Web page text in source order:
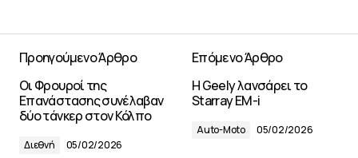
Προηγούμενο Άρθρο
Οι Φρουροί της
Επανάστασης συνέλαβαν
δύο τάνκερ στον Κόλπο
Διεθνή 05/02/2026
Επόμενο Άρθρο
H Geely λανσάρει το
Starray EM-i
Auto-Moto 05/02/2026